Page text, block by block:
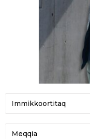
Meqqia